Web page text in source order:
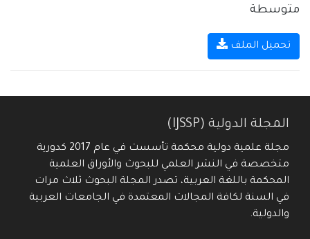
متوسطة
تحميل الملف
المجلة الدولية (IJSSP)
مجلة علمية دولية محكمة تأسست في عام 2017 كدورية
متخصصة في النشر العلمي للبحوث والأوراق العلمية
المحكمة باللغة العربية، تصدر المجلة البحوث ثلاث مرات
في السنة لكافة المجالات المعتمدة في الجامعات العربية
والدولية.